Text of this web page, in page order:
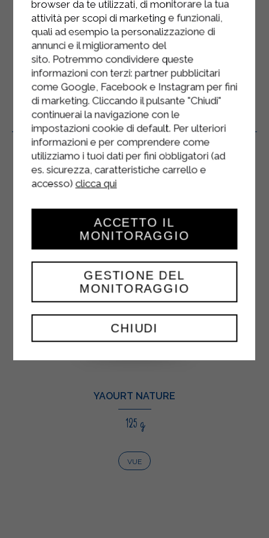
Le yaourt sans lactose riche en
protéines aux fruits rouges contient
des morceaux de fruits.
Produits Connexes
YAOURT NATURE
125 g
VUE
browser da te utilizzati, di monitorare la tua
attività per scopi di marketing e funzionali,
quali ad esempio la personalizzazione di
annunci e il miglioramento del
sito. Potremmo condividere queste
informazioni con terzi: partner pubblicitari
come Google, Facebook e Instagram per fini
di marketing. Cliccando il pulsante "Chiudi"
continuerai la navigazione con le
impostazioni cookie di default. Per ulteriori
informazioni e per comprendere come
utilizziamo i tuoi dati per fini obbligatori (ad
es. sicurezza, caratteristiche carrello e
accesso) clicca qui
CHIUDI
GESTIONE DEL
MONITORAGGIO
ACCETTO IL
MONITORAGGIO